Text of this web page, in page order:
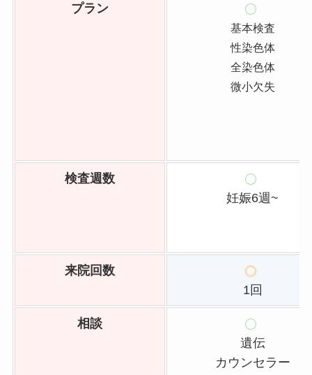
プラン
基本検査
性染色体
全染色体
微小欠失
検査週数
妊娠6週~
来院回数
1回
相談
遺伝
カウンセラー